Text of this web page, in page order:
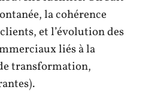
la cohérence
et l’évolution des
liés à la
transformation,